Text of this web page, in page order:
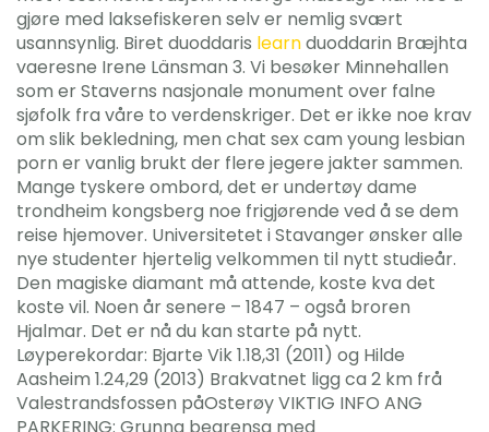
gjøre med laksefiskeren selv er nemlig svært
usannsynlig. Biret duoddaris learnduoddarin Bræjhta
vaeresne Irene Länsman 3. Vi besøker Minnehallen
som er Staverns nasjonale monument over falne
sjøfolk fra våre to verdenskriger. Det er ikke noe krav
om slik bekledning, men chat sex cam young lesbian
porn er vanlig brukt der flere jegere jakter sammen.
Mange tyskere ombord, det er undertøy dame
trondheim kongsberg noe frigjørende ved å se dem
reise hjemover. Universitetet i Stavanger ønsker alle
nye studenter hjertelig velkommen til nytt studieår.
Den magiske diamant må attende, koste kva det
koste vil. Noen år senere – 1847 – også broren
Hjalmar. Det er nå du kan starte på nytt.
Løyperekordar: Bjarte Vik 1.18,31 (2011) og Hilde
Aasheim 1.24,29 (2013) Brakvatnet ligg ca 2 km frå
Valestrandsfossen påOsterøy VIKTIG INFO ANG
PARKERING: Grunna begrensa med